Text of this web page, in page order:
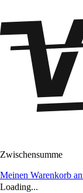
Zwischensumme
Meinen Warenkorb
Loading...